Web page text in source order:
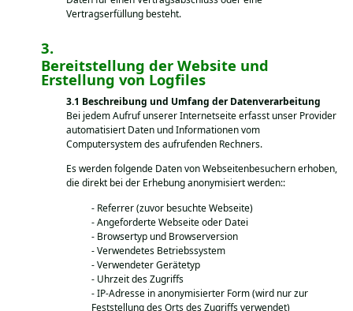
Vertragserfüllung besteht.
Bereitstellung der Website und
Erstellung von Logfiles
Beschreibung und Umfang der Datenverarbeitung
Bei jedem Aufruf unserer Internetseite erfasst unser Provider
automatisiert Daten und Informationen vom
Computersystem des aufrufenden Rechners.
Es werden folgende Daten von Webseitenbesuchern erhoben,
die direkt bei der Erhebung anonymisiert werden::
Referrer (zuvor besuchte Webseite)
Angeforderte Webseite oder Datei
Browsertyp und Browserversion
Verwendetes Betriebssystem
Verwendeter Gerätetyp
Uhrzeit des Zugriffs
IP-Adresse in anonymisierter Form (wird nur zur
Feststellung des Orts des Zugriffs verwendet)